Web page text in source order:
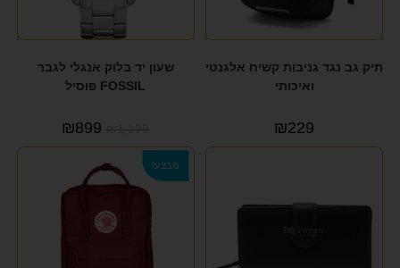
תיק גב נגד גניבות קשיח אלגנטי
ואיכותי
₪229
שעון יד בלוק אנגלי לגבר
FOSSIL פוסיל
₪1,199
₪899
מבצע!